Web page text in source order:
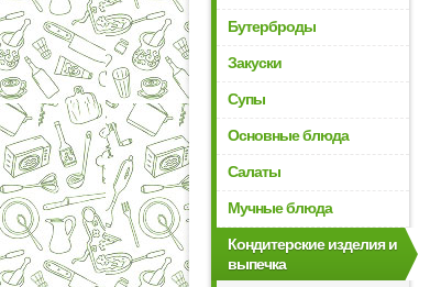
Бутерброды
Закуски
Супы
Основные блюда
Салаты
Мучные блюда
Кондитерские изделия и
выпечка